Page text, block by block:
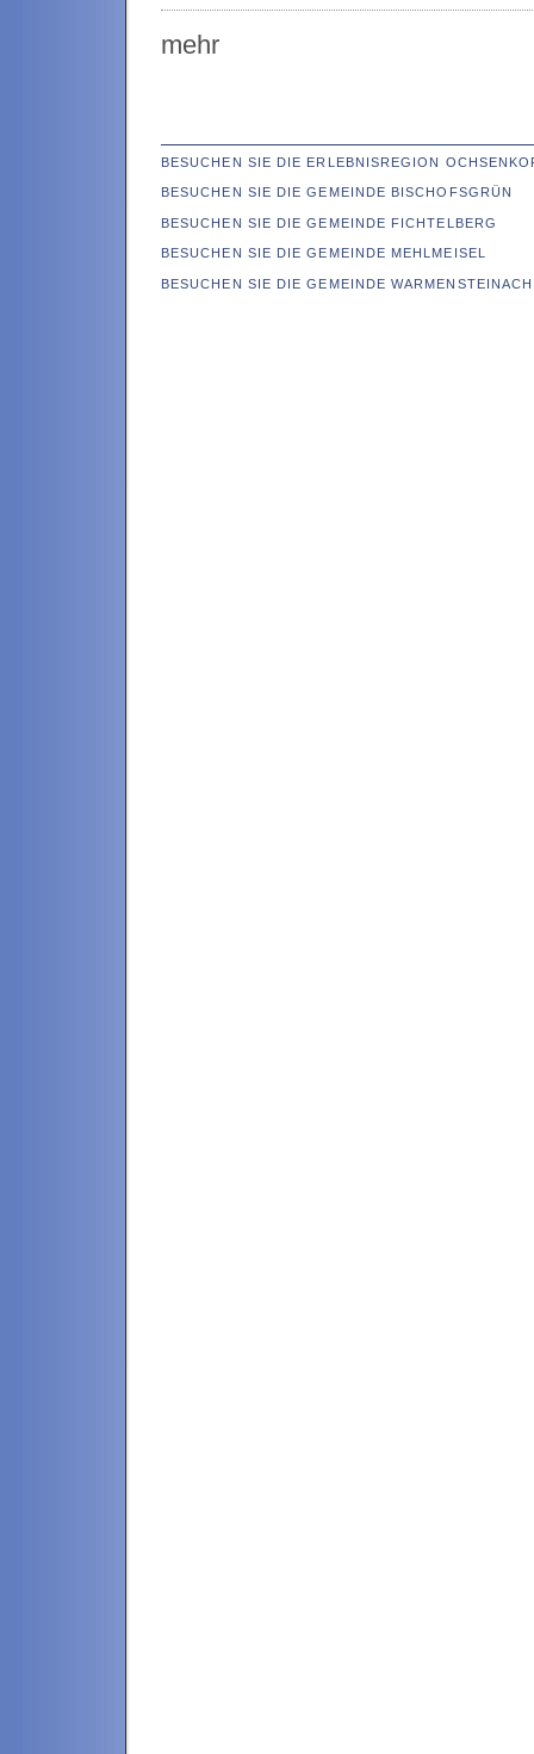
mehr
BESUCHEN SIE DIE ERLEBNISREGION
BESUCHEN SIE DIE GEMEINDE BISCHOFSGRÜN
BESUCHEN SIE DIE GEMEINDE FICHTELBERG
BESUCHEN SIE DIE GEMEINDE MEHLMEISEL
BESUCHEN SIE DIE GEMEINDE WARMENSTEINACH